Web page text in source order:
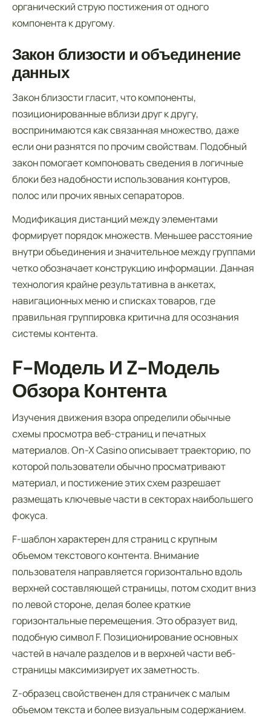
органический струю постижения от одного
компонента к другому.
Закон близости и объединение
данных
Закон близости гласит, что компоненты,
позиционированные вблизи друг к другу,
воспринимаются как связанная множество, даже
если они разнятся по прочим свойствам. Подобный
закон помогает компоновать сведения в логичные
блоки без надобности использования контуров,
полос или прочих явных сепараторов.
Модификация дистанций между элементами
формирует порядок множеств. Меньшее расстояние
внутри объединения и значительное между группами
четко обозначает конструкцию информации. Данная
технология крайне результативна в анкетах,
навигационных меню и списках товаров, где
правильная группировка критична для осознания
системы контента.
F-Модель И Z-Модель
Обзора Контента
Изучения движения взора определили обычные
схемы просмотра веб-страниц и печатных
материалов. On-X Casino описывает траекторию, по
которой пользователи обычно просматривают
материал, и постижение этих схем разрешает
размещать ключевые части в секторах наибольшего
фокуса.
F-шаблон характерен для страниц с крупным
объемом текстового контента. Внимание
пользователя направляется горизонтально вдоль
верхней составляющей страницы, потом сходит вниз
по левой стороне, делая более краткие
горизонтальные перемещения. Это образует вид,
подобную символ F. Позиционирование основных
частей в начале разделов и в верхней части веб-
страницы максимизирует их заметность.
Z-образец свойственен для страничек с малым
объемом текста и более визуальным содержанием.